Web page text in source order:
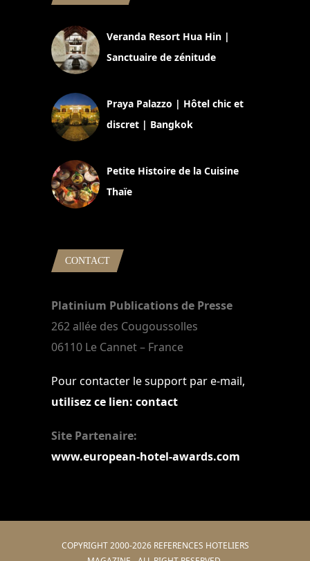
Veranda Resort Hua Hin |
Sanctuaire de zénitude
Praya Palazzo | Hôtel chic et
discret | Bangkok
Petite Histoire de la Cuisine
Thaïe
CONTACT
Platinium Publications de Presse
262 allée des Cougoussolles
06110 Le Cannet – France
Pour contacter le support par e-mail,
utilisez ce lien: contact
Site Partenaire:
www.european-hotel-awards.com
COPYRIGHT 2000-2026 REFERENCES HOTELIERS